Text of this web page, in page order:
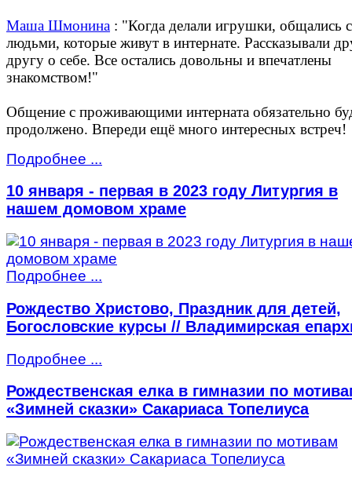
Маша Шмонина : "Когда делали игрушки, общались с
людьми, которые живут в интернате. Рассказывали
другу о себе. Все остались довольны и впечатлены
знакомством!"
Общение с проживающими интерната обязательно
продолжено. Впереди ещё много интересных встреч!
Подробнее ...
10 января - первая в 2023 году Литургия в
нашем домовом храме
Подробнее ...
Рождество Христово, Праздник для детей,
Богословские курсы // Владимирская
Подробнее ...
Рождественская елка в гимназии по
«Зимней сказки» Сакариаса Топелиуса